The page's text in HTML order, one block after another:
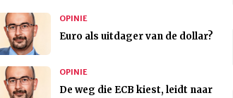
OPINIE
Euro als uitdager van de dollar?
OPINIE
De weg die ECB kiest, leidt naar